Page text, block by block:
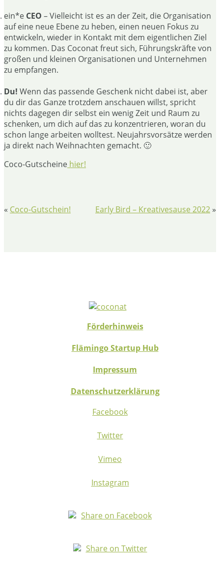
ein*e CEO – Vielleicht ist es an der Zeit, die Organisation
auf eine neue Ebene zu heben, einen neuen Fokus zu
entwickeln, wieder in Kontakt mit dem eigentlichen Ziel
zu kommen. Das Coconat freut sich, Führungskräfte von
großen und kleinen Organisationen und Unternehmen
zu empfangen.
Du! Wenn das passende Geschenk nicht dabei ist, aber
du dir das Ganze trotzdem anschauen willst, spricht
nichts dagegen dir selbst ein wenig Zeit und Raum zu
schenken, um dich auf das zu konzentrieren, woran du
schon lange arbeiten wolltest. Neujahrsvorsätze werden
ja direkt nach Weihnachten gemacht. 🙂
Coco-Gutscheine hier!
« Coco-Gutschein! Early Bird – Kreativesause 2022 »
Förderhinweis
Flämingo Startup Hub
Impressum
Datenschutzerklärung
Facebook
Twitter
Vimeo
Instagram
Share on Facebook
Share on Twitter